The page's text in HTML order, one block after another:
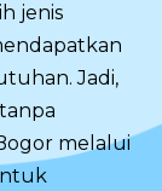
jenis
Jadi,
melalui